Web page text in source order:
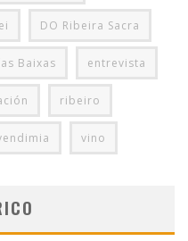
DO Ribeira Sacra
Baixas entrevista
ribeiro
vino